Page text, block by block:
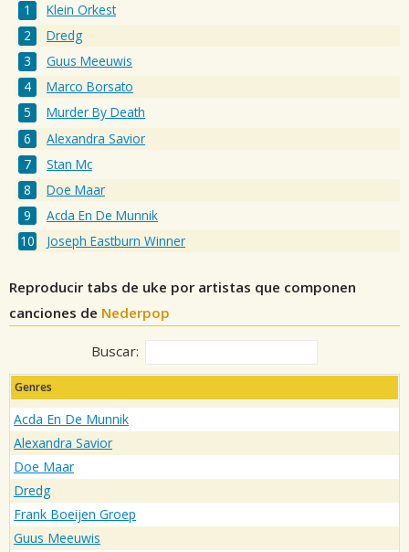
Klein Orkest
Dredg
Guus Meeuwis
Marco Borsato
Murder By Death
Alexandra Savior
Stan Mc
Doe Maar
Acda En De Munnik
Joseph Eastburn Winner
Reproducir tabs de uke por artistas que componen
canciones de Nederpop
Buscar:
Genres
Acda En De Munnik
Alexandra Savior
Doe Maar
Dredg
Frank Boeijen Groep
Guus Meeuwis